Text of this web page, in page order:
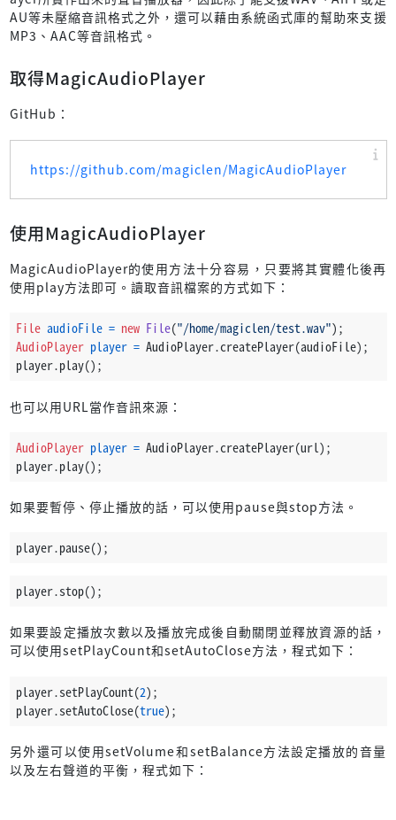
AU等未壓縮音訊格式之外，還可以藉由系統函式庫的幫助來支援
MP3、AAC等音訊格式。
取得MagicAudioPlayer
GitHub：
https://github.com/magiclen/MagicAudioPlayer
使用MagicAudioPlayer
MagicAudioPlayer的使用方法十分容易，只要將其實體化後再
使用play方法即可。讀取音訊檔案的方式如下：
File audioFile = new File("/home/magiclen/test.wav");
AudioPlayer player = AudioPlayer.createPlayer(audioFile);
player.play();
也可以用URL當作音訊來源：
AudioPlayer player = AudioPlayer.createPlayer(url);
player.play();
如果要暫停、停止播放的話，可以使用pause與stop方法。
player.pause();
player.stop();
如果要設定播放次數以及播放完成後自動關閉並釋放資源的話，
可以使用setPlayCount和setAutoClose方法，程式如下：
player.setPlayCount(2);
player.setAutoClose(true);
另外還可以使用setVolume和setBalance方法設定播放的音量
以及左右聲道的平衡，程式如下：